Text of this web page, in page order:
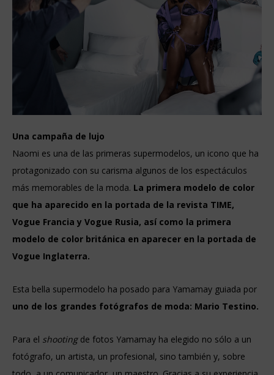
Una campaña de lujo
Naomi es una de las primeras supermodelos, un icono que ha
protagonizado con su carisma algunos de los espectáculos
más memorables de la moda. La primera modelo de color
que ha aparecido en la portada de la revista TIME,
Vogue Francia y Vogue Rusia, así como la primera
modelo de color británica en aparecer en la portada de
Vogue Inglaterra.
Esta bella supermodelo ha posado para Yamamay guiada por
uno de los grandes fotógrafos de moda: Mario Testino.
Para el shootingde fotos Yamamay ha elegido no sólo a un
fotógrafo, un artista, un profesional, sino también y, sobre